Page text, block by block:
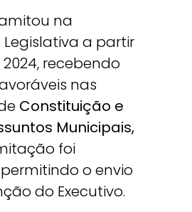
na
Legislativa a partir
recebendo
nas
Constituição e
Municipais,
foi
o envio
do Executivo.